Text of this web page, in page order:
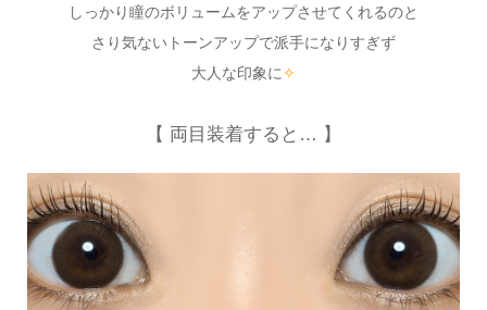
しっかり瞳のボリュームをアップさせてくれるのと
さり気ないトーンアップで派手になりすぎず
大人な印象に✧
【 両目装着すると… 】